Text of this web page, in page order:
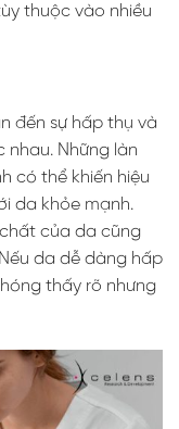
thuộc vào nhiều
đến sự hấp thụ và
Những làn
có thể khiến hiệu
da khỏe mạnh.
của da cũng
da dễ dàng hấp
thấy rõ nhưng